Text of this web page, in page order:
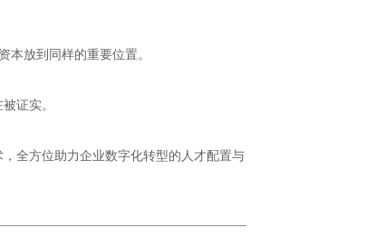
放到同样的重要位置。
证实。
全方位助力企业数字化转型的人才配置与